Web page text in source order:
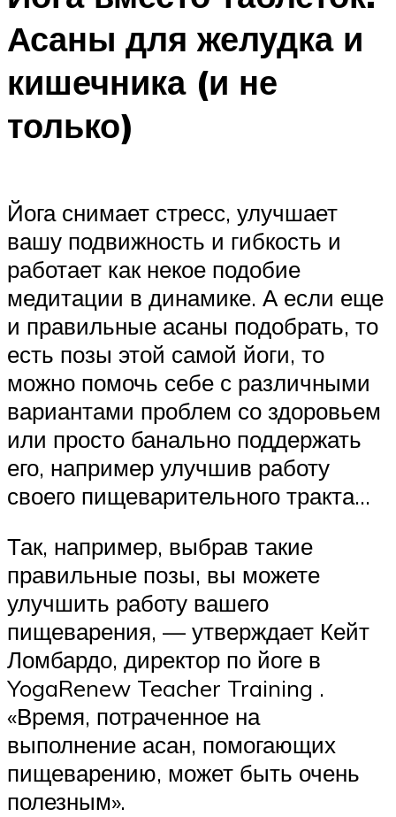
Асаны для желудка и
кишечника (и не
только)
Йога снимает стресс, улучшает
вашу подвижность и гибкость и
работает как некое подобие
медитации в динамике. А если еще
и правильные асаны подобрать, то
есть позы этой самой йоги, то
можно помочь себе с различными
вариантами проблем со здоровьем
или просто банально поддержать
его, например улучшив работу
своего пищеварительного тракта…
Так, например, выбрав такие
правильные позы, вы можете
улучшить работу вашего
пищеварения, — утверждает Кейт
Ломбардо, директор по йоге в
YogaRenew Teacher Training .
«Время, потраченное на
выполнение асан, помогающих
пищеварению, может быть очень
полезным».